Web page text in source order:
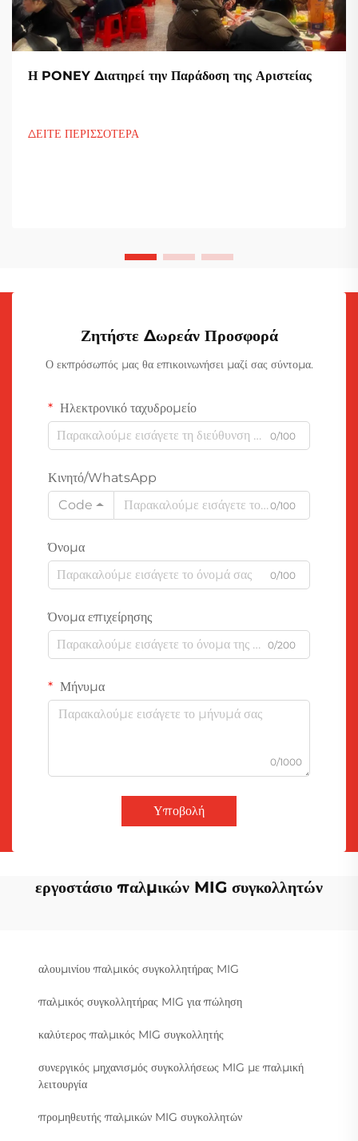
Η PONEY Διατηρεί την Παράδοση της Αριστείας
ΔΕΙΤΕ ΠΕΡΙΣΣΟΤΕΡΑ
Ζητήστε Δωρεάν Προσφορά
Ο εκπρόσωπός μας θα επικοινωνήσει μαζί σας σύντομα.
Ηλεκτρονικό ταχυδρομείο
0/100
Κινητό/WhatsApp
Code
0/100
Όνομα
0/100
Όνομα επιχείρησης
0/200
Μήνυμα
0/1000
Υποβολή
εργοστάσιο παλμικών MIG συγκολλητών
αλουμινίου παλμικός συγκολλητήρας MIG
παλμικός συγκολλητήρας MIG για πώληση
καλύτερος παλμικός MIG συγκολλητής
συνεργικός μηχανισμός συγκολλήσεως MIG με παλμική
λειτουργία
προμηθευτής παλμικών MIG συγκολλητών